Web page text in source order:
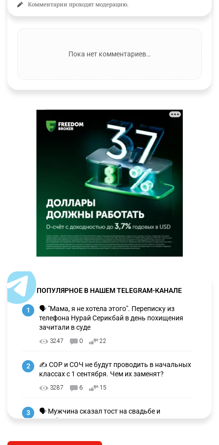
Комментарии проходят модерацию.
Пока нет комментариев…
ПОПУЛЯРНОЕ В НАШЕМ TELEGRAM-КАНАЛЕ
1
🗣 "Мама, я не хотела этого". Переписку из
телефона Нурай Серикбай в день похищения
зачитали в суде
3247 0 22
2
✍️ СОР и СОЧ не будут проводить в начальных
классах с 1 сентября. Чем их заменят?
3287 6 15
3
🗣 Мужчина сказал тост на свадьбе и
заработал уголовное дело